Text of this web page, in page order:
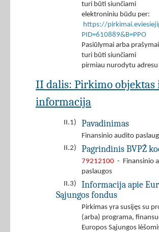
turi būti siunčiami
elektroniniu būdu per:
https://
PID=610889&B=PPO
Pasiūlymai arba
turi būti siunčiami
pirmiau nurodytu adresu
II dalis: Pirkimo
informacija
II.1) Pavadinimas
Finansinio audito
II.2)
Pagrindinis BVPŽ
79212100 - Finansinio
paslaugos
II.3)
Informacija apie
Sąjungos fondus
Pirkimas yra susijęs su
(arba) programa,
Europos Sąjungos